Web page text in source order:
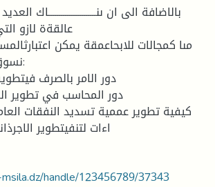
بالاضافة الى ان ىنـــــــــــــــــــــــاك
عالقةة لازو
مىا كمجالات للابحاعمقة يمكن
-اءات لتنفيتطوير
handle/123456789/37343